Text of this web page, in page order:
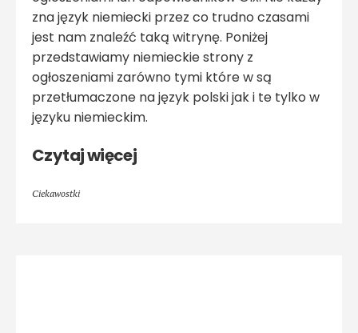
zna język niemiecki przez co trudno czasami
jest nam znaleźć taką witrynę. Poniżej
przedstawiamy niemieckie strony z
ogłoszeniami zarówno tymi które w są
przetłumaczone na język polski jak i te tylko w
języku niemieckim.
Czytaj więcej
Ciekawostki